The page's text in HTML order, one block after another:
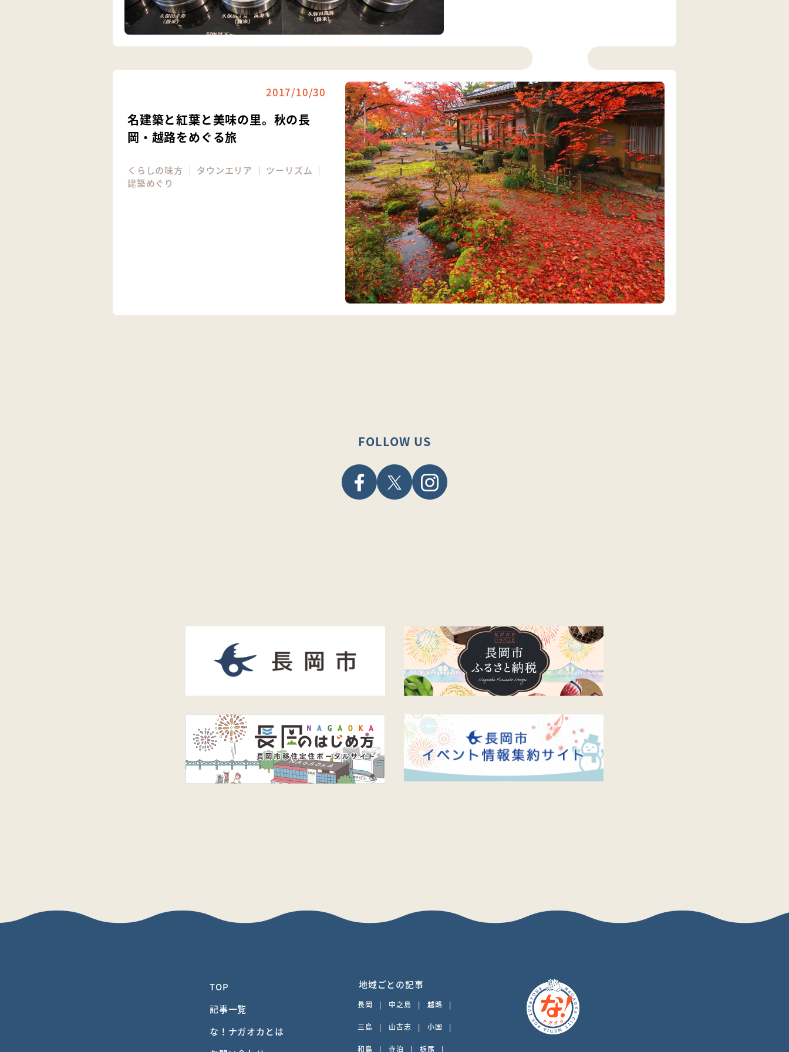
2017/10/30
名建築と紅葉と美味の里。秋の長
岡・越路をめぐる旅
くらしの味方 ｜ タウンエリア ｜ ツーリズム ｜
建築めぐり
FOLLOW US
TOP
記事一覧
な！ナガオカとは
地域ごとの記事
長岡 | 中之島 | 越路 |
三島 | 山古志 | 小国 |
和島 | 寺泊 | 栃尾 |